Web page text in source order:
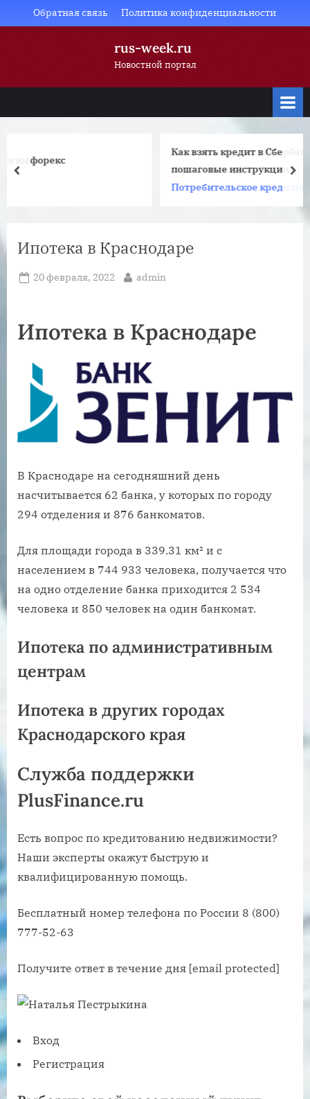
to
Обратная связь Политика конфиденциальности
rus-week.ru
Новостной портал
Как взять кредит в Сбербанке: все способы,
пошаговые инструкции
Потребительское кредитование
prev
Ипотека в Краснодаре
Posted
20 февраля, 2022 By
admin
Ипотека в Краснодаре
В Краснодаре на сегодняшний день
насчитывается 62 банка, у которых по городу
294 отделения и 876 банкоматов.
Для площади города в 339.31 км² и с
населением в 744 933 человека, получается что
на одно отделение банка приходится 2 534
человека и 850 человек на один банкомат.
Ипотека по административным
центрам
Ипотека в других городах
Краснодарского края
Служба поддержки
PlusFinance.ru
Есть вопрос по кредитованию недвижимости?
Наши эксперты окажут быструю и
квалифицированную помощь.
Бесплатный номер телефона по России 8 (800)
777-52-63
Получите ответ в течение дня [email protected]
Вход
Регистрация